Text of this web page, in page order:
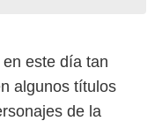
este día tan
algunos títulos
de la